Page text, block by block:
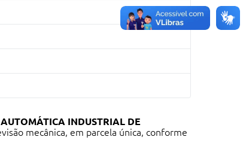
INDUSTRIAL DE
mecânica, em parcela única, conforme